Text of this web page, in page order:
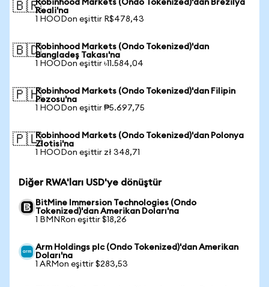
🇧🇷Robinhood Markets (Ondo Tokenized)'dan Brezilya
Reali'na
1 HOODon eşittir R$478,43
🇧🇩Robinhood Markets (Ondo Tokenized)'dan
Bangladeş Takası'na
1 HOODon eşittir ৳11.584,04
🇵🇭Robinhood Markets (Ondo Tokenized)'dan Filipin
Pezosu'na
1 HOODon eşittir ₱5.697,75
🇵🇱Robinhood Markets (Ondo Tokenized)'dan Polonya
Zlotisi'na
1 HOODon eşittir zł 348,71
Diğer RWA'ları USD'ye dönüştür
BitMine Immersion Technologies (Ondo
Tokenized)'dan Amerikan Doları'na
1 BMNRon eşittir $18,26
Arm Holdings plc (Ondo Tokenized)'dan Amerikan
Doları'na
1 ARMon eşittir $283,53